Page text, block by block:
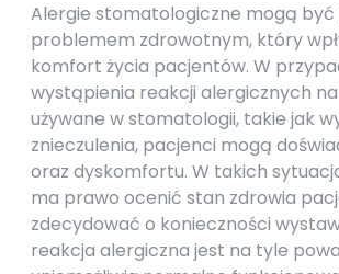
Alergie stomatologiczne mogą być
problemem zdrowotnym, który
komfort życia pacjentów. W
wystąpienia reakcji alergicznych
używane w stomatologii, takie jak
znieczulenia, pacjenci mogą
oraz dyskomfortu. W takich
ma prawo ocenić stan zdrowia
zdecydować o konieczności
reakcja alergiczna jest na tyle